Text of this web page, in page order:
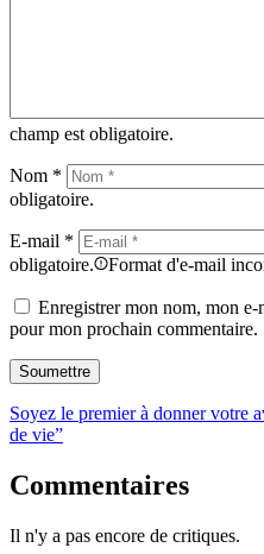
champ est obligatoire.
Nom *
obligatoire.
E-mail *
obligatoire.
Format d'e-mail
Enregistrer mon nom, mon
pour mon prochain commentaire.
Soyez le premier à donner votre
de vie”
Commentaires
Il n'y a pas encore de critiques.